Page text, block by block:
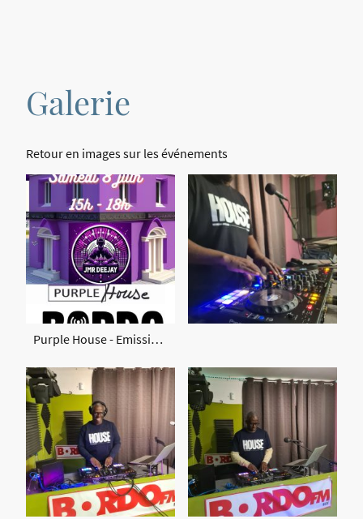
Galerie
Retour en images sur les événements
Purple House - Emission de radio